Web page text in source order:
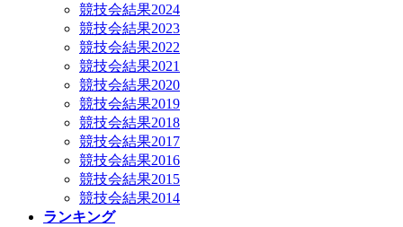
競技会結果2024
競技会結果2023
競技会結果2022
競技会結果2021
競技会結果2020
競技会結果2019
競技会結果2018
競技会結果2017
競技会結果2016
競技会結果2015
競技会結果2014
ランキング